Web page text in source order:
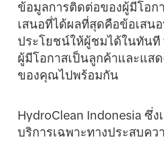
ข้อมูลการติดต่อของผู้มีโอก
เสนอที่ได้ผลที่สุดคือข้อเสน
ประโยชน์ให้ผู้ชมได้ในทันที
ผู้มีโอกาสเป็นลูกค้าและแส
ของคุณไปพร้อมกัน
HydroClean Indonesia ซึ่
บริการเฉพาะทางประสบคว